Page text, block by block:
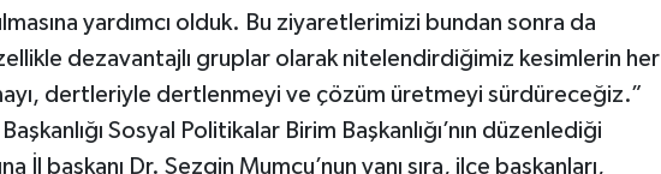
yardımcı olduk. Bu ziyaretlerimizi bundan sonra da
dezavantajlı gruplar olarak nitelendirdiğimiz kesimlerin her
dertleriyle dertlenmeyi ve çözüm üretmeyi sürdüreceğiz.”
Sosyal Politikalar Birim Başkanlığı’nın düzenlediği
İl başkanı Dr. Sezgin Mumcu’nun yanı sıra, ilçe başkanları,